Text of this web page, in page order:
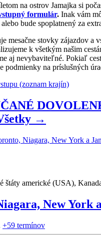
na ostrov Jamajka si
formulár. Inak vám
bude spoplatnený za
mesačne stovky zájazdov a
k všetkým našim
aj nevybaviteľné. Pokiaľ
podmienky na príslušných
(zoznam krajín)
→
štáty americké (USA),
New York
+59 termínov